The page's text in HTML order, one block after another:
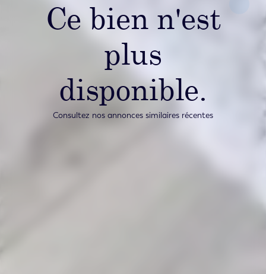
Ce bien n'est
plus
disponible.
Consultez nos annonces similaires récentes